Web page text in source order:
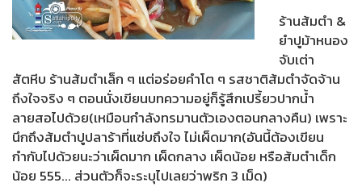
ร้านส้มตำ &
ยำปูม้าหนอง
จับเต่า
สัตหีบ ร้านส้มตำเล็ก ๆ แต่อร่อยคำโต ๆ รสชาติส้มตำจัดจ้าน
ถึงใจจริง ๆ ตอนนั่งเขียนบทความอยู่ก็รู้สึกเปรี้ยวปากน้ำ
ลายสอไปด้วย(เหมือนกำลังทรมานตัวเองตอนกลางคืน) เพราะ
นึกถึงส้มตำปูปลาร้าที่แซ่บถึงใจ ไม่เผ็ดมาก(อันนี้ต้องเขียน
กำกับไปด้วยนะว่าเผ็ดมาก เผ็ดกลาง เผ็ดน้อย หรือส้มตำเด็ก
น้อย 555... ส่วนตัวก็จะระบุไปเลยว่าพริก 3 เม็ด)